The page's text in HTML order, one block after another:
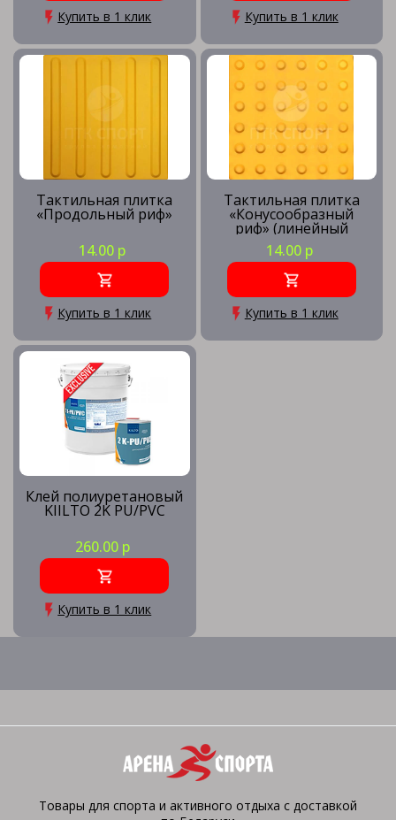
Купить в 1 клик Купить в 1 клик
Тактильная плитка
«Продольный риф»
14.00 р
Купить в 1 клик
Тактильная плитка
«Конусообразный
риф» (линейный
порядок)
14.00 р
Купить в 1 клик
Клей полиуретановый
KIILTO 2K PU/PVC
260.00 р
Купить в 1 клик
Товары для спорта и активного отдыха с доставкой